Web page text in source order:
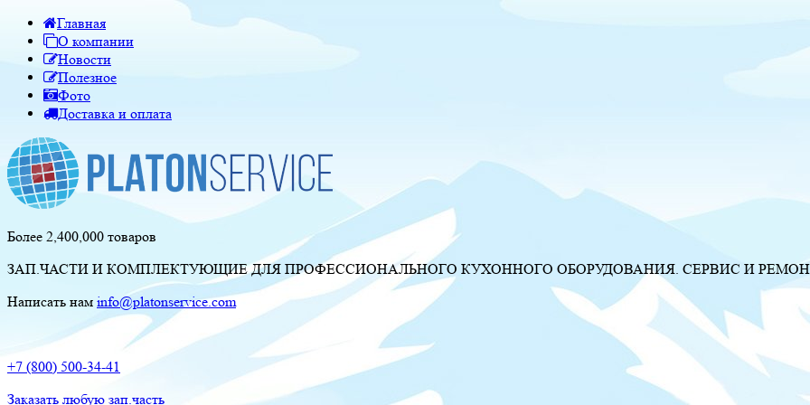
Главная
О компании
Новости
Полезное
Фото
Доставка и оплата
Более 2,400,000 товаров
ЗАП.ЧАСТИ И КОМПЛЕКТУЮЩИЕ ДЛЯ ПРОФЕССИОНАЛЬНОГО КУХОННОГО ОБОРУДОВАНИЯ. СЕРВИС И
Написать нам info@platonservice.com
+7 (800) 500-34-41
Заказать любую зап.часть